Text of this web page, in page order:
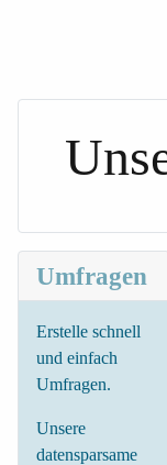
Umfragen
Erstelle schnell
und einfach
Umfragen.
Unsere
datensparsame